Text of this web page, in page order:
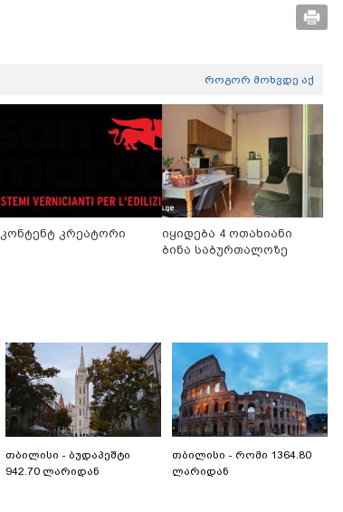
როგორ მოხვდე აქ
კონტენტ კრეატორი
იყიდება 4 ოთახიანი
ბინა საბურთალოზე
თბილისი - ბუდაპეშტი
942.70 ლარიდან
თბილისი - რომი 1364.80
ლარიდან